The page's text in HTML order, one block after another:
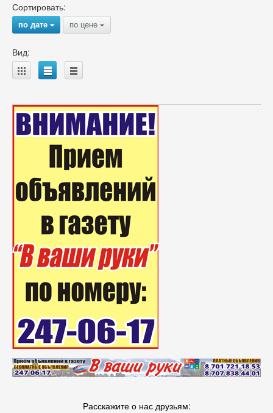
Сортировать:
по дате{ по цене {
Вид:
A B C
Расскажите о нас друзьям: